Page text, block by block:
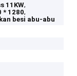
11KW,
* 1280,
besi abu-abu